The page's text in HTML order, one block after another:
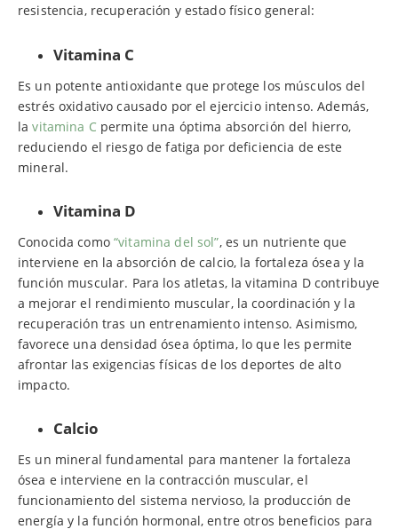
resistencia, recuperación y estado físico general:
Vitamina C
Es un potente antioxidante que protege los músculos del
estrés oxidativo causado por el ejercicio intenso. Además,
lavitamina C permite una óptima absorción del hierro,
reduciendo el riesgo de fatiga por deficiencia de este
mineral.
Vitamina D
Conocida como “vitamina del sol”, es un nutriente que
interviene en la absorción de calcio, la fortaleza ósea y la
función muscular. Para los atletas, la vitamina D contribuye
a mejorar el rendimiento muscular, la coordinación y la
recuperación tras un entrenamiento intenso. Asimismo,
favorece una densidad ósea óptima, lo que les permite
afrontar las exigencias físicas de los deportes de alto
impacto.
Calcio
Es un mineral fundamental para mantener la fortaleza
ósea e interviene en la contracción muscular, el
funcionamiento del sistema nervioso, la producción de
energía y la función hormonal, entre otros beneficios para